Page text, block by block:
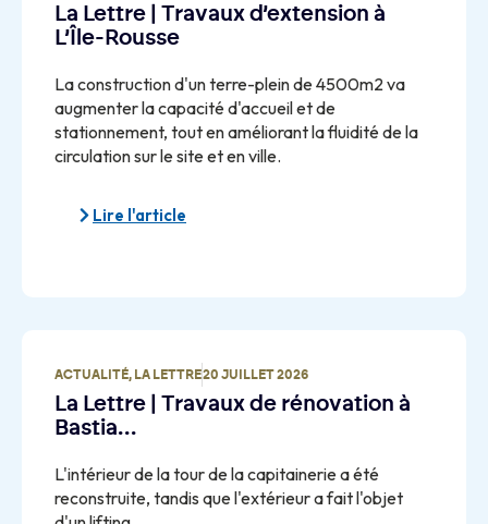
La Lettre | Travaux d’extension à
L’Île-Rousse
La construction d'un terre-plein de 4500m2 va
augmenter la capacité d'accueil et de
stationnement, tout en améliorant la fluidité de la
circulation sur le site et en ville.
Lire l'article
ACTUALITÉ, LA LETTRE20 JUILLET 2026
La Lettre | Travaux de rénovation à
Bastia…
L'intérieur de la tour de la capitainerie a été
reconstruite, tandis que l'extérieur a fait l'objet